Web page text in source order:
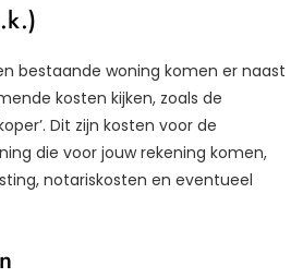
bestaande woning komen er naast
kosten kijken, zoals de
Dit zijn kosten voor de
die voor jouw rekening komen,
notariskosten en eventueel